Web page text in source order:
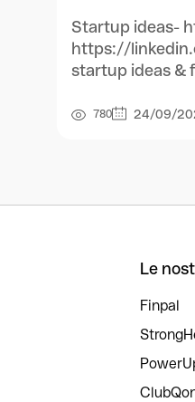
Startup ideas-
https://
startup ideas &
780 24/09/
Le
Finpal